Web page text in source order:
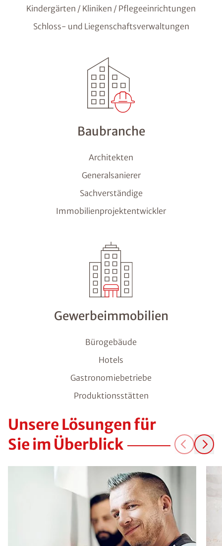
Kindergärten / Kliniken / Pflegeeinrichtungen
Schloss- und Liegenschaftsverwaltungen
Baubranche
Architekten
Generalsanierer
Sachverständige
Immobilienprojektentwickler
Gewerbeimmobilien
Bürogebäude
Hotels
Gastronomiebetriebe
Produktionsstätten
Unsere Lösungen für
Sie im Überblick